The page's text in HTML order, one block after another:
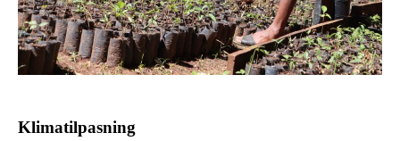
Klimatilpasning